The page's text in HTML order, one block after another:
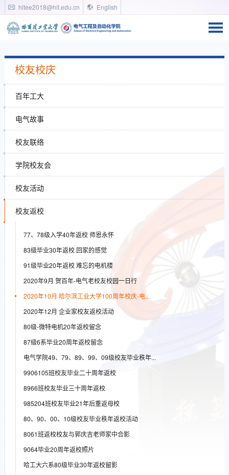
hitee2018@hit.edu.cn English
校友校庆
百年工大
电气故事
校友联络
学院校友会
校友活动
校友返校
77、78级入学40年返校 师恩永怀
83级毕业30年返校 回家的感觉
91级毕业20年返校 难忘的电机楼
2020年9月 贺百年-电气老校友校园一日行
2020年10月 哈尔滨工业大学100周年校庆-电...
2020年12月 企业家校友返校活动
80级-微特电机20年返校留念
87级6系毕业20周年返校留念
电气学院49、79、89、99、09级校友毕业秩年...
9906105班校友毕业二十周年返校
8966班校友毕业三十周年返校
985204班校友毕业21年后重返母校
80、90、00、10级校友毕业秩年返校活动
8061班返校校友与郭庆吉老师家中合影
9064毕业20周年返校照片
哈工大六系80级毕业30年返校留影